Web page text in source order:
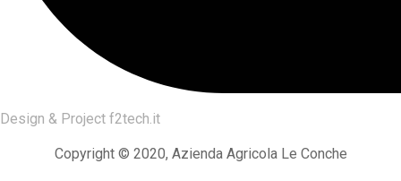
Design & Project f2tech.it
Copyright © 2020, Azienda Agricola Le Conche